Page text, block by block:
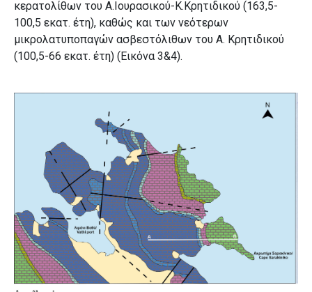
κερατολίθων του Α.Ιουρασικού-Κ.Κρητιδικού (163,5-
100,5 εκατ. έτη), καθώς και των νεότερων
μικρολατυποπαγών ασβεστόλιθων του Α. Κρητιδικού
(100,5-66 εκατ. έτη) (Εικόνα 3&4).